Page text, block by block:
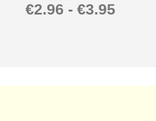
0out of 5
€2.96 - €3.95